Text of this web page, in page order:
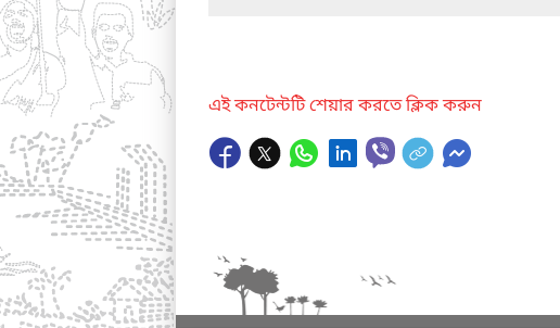
এই কনটেন্টটি শেয়ার করতে ক্লিক করুন